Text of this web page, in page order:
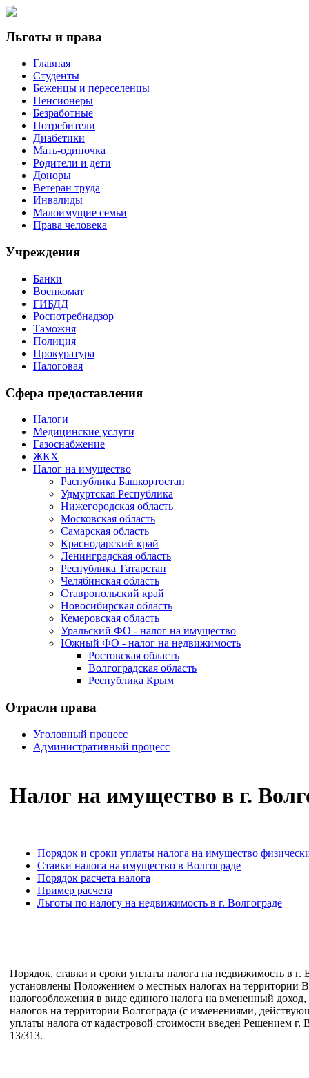
Льготы и права
Главная
Студенты
Беженцы и переселенцы
Пенсионеры
Безработные
Потребители
Диабетики
Мать-одиночка
Родители и дети
Доноры
Ветеран труда
Инвалиды
Малоимущие семьи
Права человека
Учреждения
Банки
Военкомат
ГИБДД
Роспотребнадзор
Таможня
Полиция
Прокуратура
Налоговая
Сфера предоставления
Налоги
Медицинские услуги
Газоснабжение
ЖКХ
Налог на имущество
Распублика Башкортостан
Удмуртская Республика
Нижегородская область
Московская область
Самарская область
Краснодарский край
Ленинградская область
Республика Татарстан
Челябинская область
Ставропольский край
Новосибирская область
Кемеровская область
Уральский ФО - налог на имущество
Южный ФО - налог на недвижимость
Ростовская область
Волгоградская область
Республика Крым
Отрасли права
Уголовный процесс
Административный процесс
Налог на имущество в г.
Порядок и сроки уплаты налога на имущество
Ставки налога на имущество в Волгограде
Порядок расчета налога
Пример расчета
Льготы по налогу на недвижимость в г. Волгограде
Порядок, ставки и сроки уплаты налога на недвижимость в г.
установлены Положением о местных налогах на территории
налогообложения в виде единого налога на вмененный
налогов на территории Волгограда (с изменениями,
уплаты налога от кадастровой стоимости введен Решением г.
13/313.